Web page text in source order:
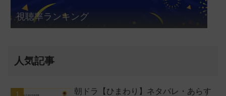
視聴率ランキング
人気記事
朝ドラ【ひまわり】ネタバレ・あらす